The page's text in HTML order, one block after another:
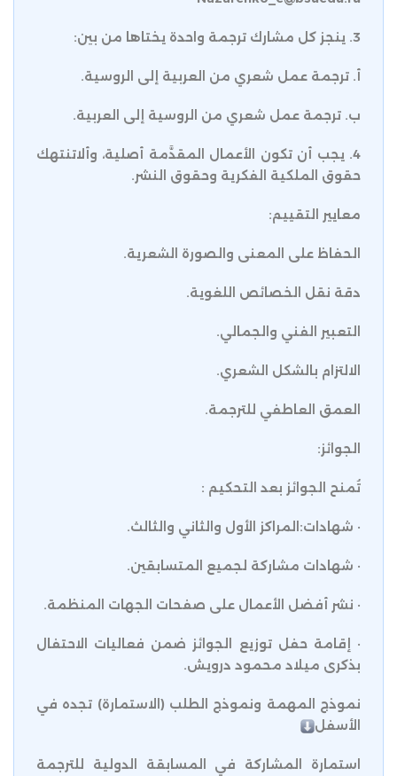
3. ينجز كل مشارك ترجمة واحدة يختاها من بين:
أ. ترجمة عمل شعري من العربية إلى الروسية.
ب. ترجمة عمل شعري من الروسية إلى العربية.
4. يجب أن تكون الأعمال المقدَّمة أصلية، وألاتنتهك
حقوق الملكية الفكرية وحقوق النشر.
معايير التقييم:
الحفاظ على المعنى والصورة الشعرية.
دقة نقل الخصائص اللغوية.
التعبير الفني والجمالي.
الالتزام بالشكل الشعري.
العمق العاطفي للترجمة.
الجوائز:
تُمنح الجوائز بعد التحكيم :
· شهادات:المراكز الأول والثاني والثالث.
· شهادات مشاركة لجميع المتسابقين.
· نشر أفضل الأعمال على صفحات الجهات المنظمة.
· إقامة حفل توزيع الجوائز ضمن فعاليات الاحتفال
بذكرى ميلاد محمود درويش.
نموذج المهمة ونموذج الطلب (الاستمارة) تجده في
الأسفل
استمارة المشاركة في المسابقة الدولية للترجمة